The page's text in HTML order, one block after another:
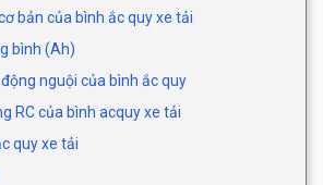
bản của bình ắc quy xe tải
bình (Ah)
nguội của bình ắc quy
RC của bình acquy xe tải
quy xe tải